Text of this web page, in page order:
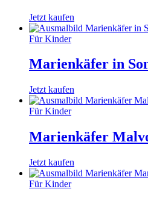
Jetzt kaufen
Für Kinder
Marienkäfer in
Jetzt kaufen
Für Kinder
Marienkäfer
Jetzt kaufen
Für Kinder